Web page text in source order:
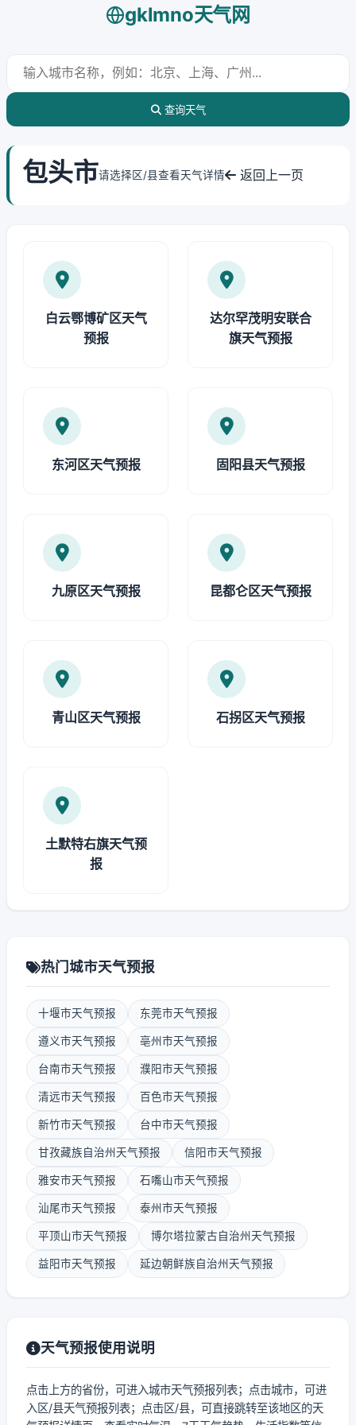
gklmno天气网
查询天气
包头市请选择区/县查看天气详情 返回上一页
白云鄂博矿区天气
预报
达尔罕茂明安联合
旗天气预报
东河区天气预报 固阳县天气预报
九原区天气预报 昆都仑区天气预报
青山区天气预报 石拐区天气预报
土默特右旗天气预
报
热门城市天气预报
十堰市天气预报 东莞市天气预报
遵义市天气预报 亳州市天气预报
台南市天气预报 濮阳市天气预报
清远市天气预报 百色市天气预报
新竹市天气预报 台中市天气预报
甘孜藏族自治州天气预报 信阳市天气预报
雅安市天气预报 石嘴山市天气预报
汕尾市天气预报 泰州市天气预报
平顶山市天气预报 博尔塔拉蒙古自治州天气预报
益阳市天气预报 延边朝鲜族自治州天气预报
天气预报使用说明
点击上方的省份，可进入城市天气预报列表；点击城市，可进
入区/县天气预报列表；点击区/县，可直接跳转至该地区的天